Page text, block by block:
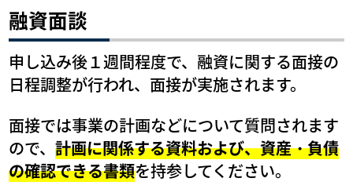
融資面談
申し込み後１週間程度で、融資に関する面接の
日程調整が行われ、面接が実施されます。
面接では事業の計画などについて質問されます
ので、計画に関係する資料および、資産・負債
の確認できる書類を持参してください。